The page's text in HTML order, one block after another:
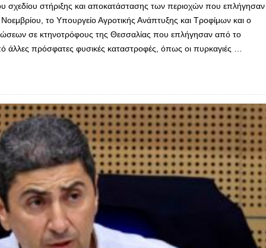
σχεδίου στήριξης και αποκατάστασης των περιοχών που επλήγησαν
το Υπουργείο Αγροτικής Ανάπτυξης και Τροφίμων και ο
σε κτηνοτρόφους της Θεσσαλίας που επλήγησαν από το
άλλες πρόσφατες φυσικές καταστροφές, όπως οι πυρκαγιές …